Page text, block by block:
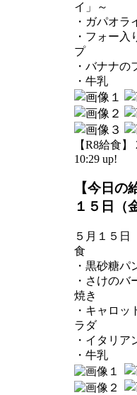
イ」～
・ガパオラ
・フォー入
プ
・バナナの
・牛乳
【R8給食】
10:29 up!
【今日の
１５日（
５月１５日
食
・黒砂糖パ
・さけのバ
焼き
・キャロッ
ラダ
・イタリア
・牛乳